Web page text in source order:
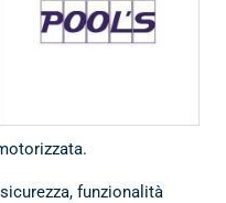
componenti, accessori
e ricambi per ogni
funzionalità